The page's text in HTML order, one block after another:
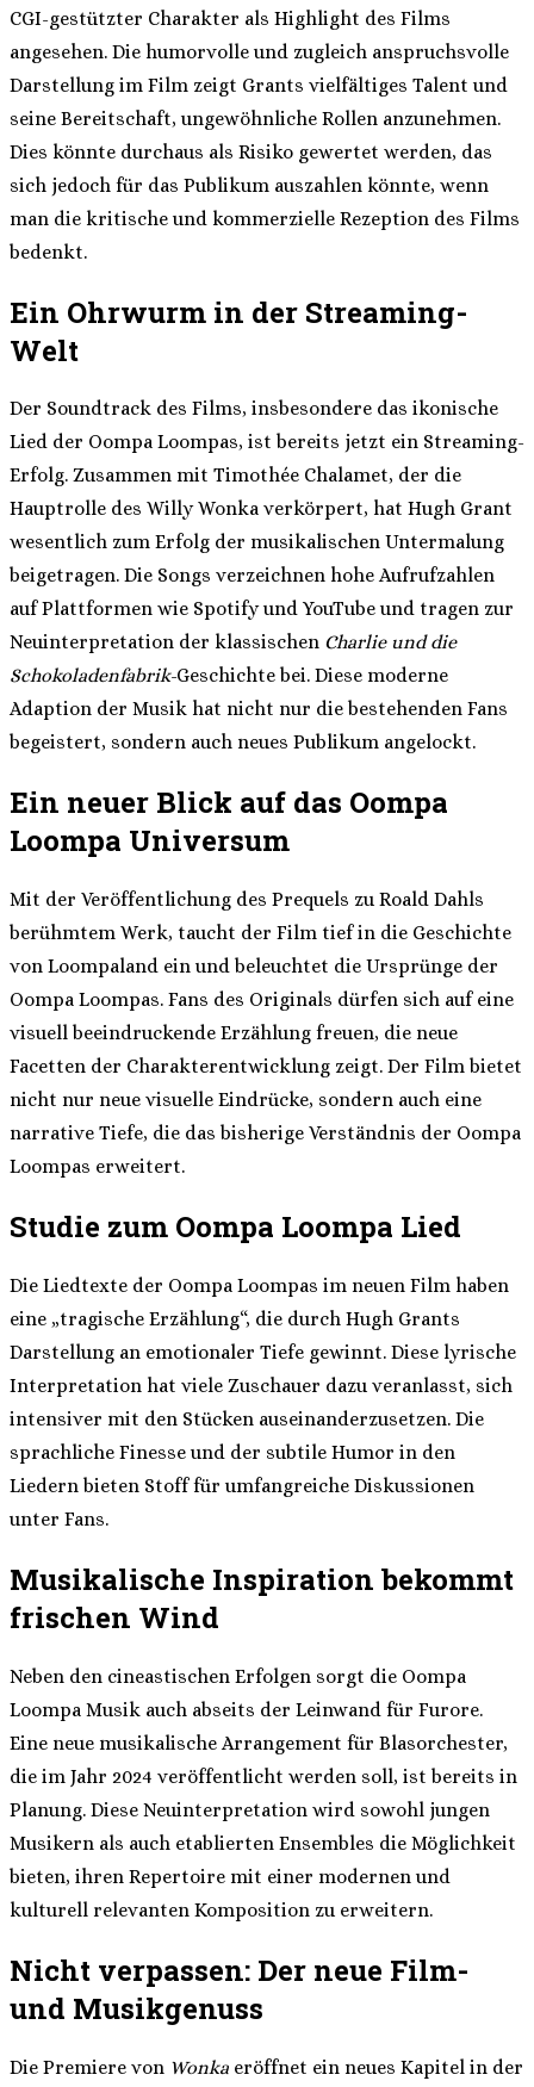
CGI-gestützter Charakter als Highlight des Films
angesehen. Die humorvolle und zugleich anspruchsvolle
Darstellung im Film zeigt Grants vielfältiges Talent und
seine Bereitschaft, ungewöhnliche Rollen anzunehmen.
Dies könnte durchaus als Risiko gewertet werden, das
sich jedoch für das Publikum auszahlen könnte, wenn
man die kritische und kommerzielle Rezeption des Films
bedenkt.
Ein Ohrwurm in der Streaming-
Welt
Der Soundtrack des Films, insbesondere das ikonische
Lied der Oompa Loompas, ist bereits jetzt ein Streaming-
Erfolg. Zusammen mit Timothée Chalamet, der die
Hauptrolle des Willy Wonka verkörpert, hat Hugh Grant
wesentlich zum Erfolg der musikalischen Untermalung
beigetragen. Die Songs verzeichnen hohe Aufrufzahlen
auf Plattformen wie Spotify und YouTube und tragen zur
Neuinterpretation der klassischen Charlie und die
Schokoladenfabrik-Geschichte bei. Diese moderne
Adaption der Musik hat nicht nur die bestehenden Fans
begeistert, sondern auch neues Publikum angelockt.
Ein neuer Blick auf das Oompa
Loompa Universum
Mit der Veröffentlichung des Prequels zu Roald Dahls
berühmtem Werk, taucht der Film tief in die Geschichte
von Loompaland ein und beleuchtet die Ursprünge der
Oompa Loompas. Fans des Originals dürfen sich auf eine
visuell beeindruckende Erzählung freuen, die neue
Facetten der Charakterentwicklung zeigt. Der Film bietet
nicht nur neue visuelle Eindrücke, sondern auch eine
narrative Tiefe, die das bisherige Verständnis der Oompa
Loompas erweitert.
Studie zum Oompa Loompa Lied
Die Liedtexte der Oompa Loompas im neuen Film haben
eine „tragische Erzählung“, die durch Hugh Grants
Darstellung an emotionaler Tiefe gewinnt. Diese lyrische
Interpretation hat viele Zuschauer dazu veranlasst, sich
intensiver mit den Stücken auseinanderzusetzen. Die
sprachliche Finesse und der subtile Humor in den
Liedern bieten Stoff für umfangreiche Diskussionen
unter Fans.
Musikalische Inspiration bekommt
frischen Wind
Neben den cineastischen Erfolgen sorgt die Oompa
Loompa Musik auch abseits der Leinwand für Furore.
Eine neue musikalische Arrangement für Blasorchester,
die im Jahr 2024 veröffentlicht werden soll, ist bereits in
Planung. Diese Neuinterpretation wird sowohl jungen
Musikern als auch etablierten Ensembles die Möglichkeit
bieten, ihren Repertoire mit einer modernen und
kulturell relevanten Komposition zu erweitern.
Nicht verpassen: Der neue Film-
und Musikgenuss
Die Premiere von Wonka eröffnet ein neues Kapitel in der